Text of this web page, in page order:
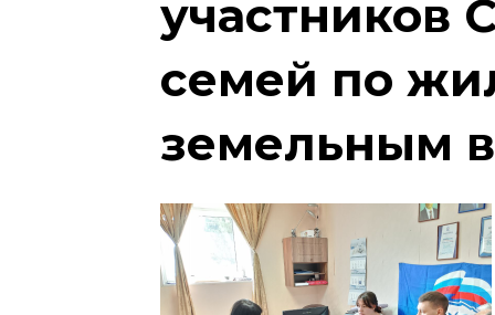
участников
семей по
земельным